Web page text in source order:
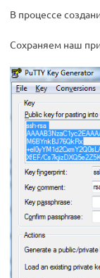
В процессе
Сохраняем наш